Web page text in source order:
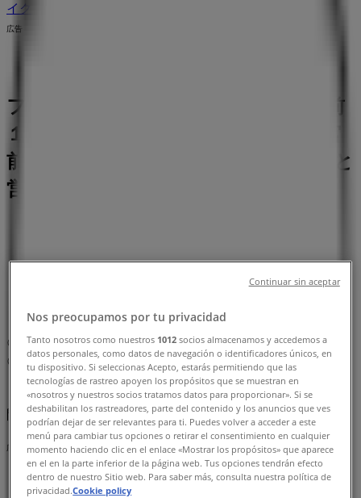
イク
広告
ファミリーマート 東京都渋谷区神宮前
１丁目 １９－１１ | 東京都渋谷区神宮
前１丁目 １９－１１, 渋谷区：チラシと
営業時間、電話番号
渋谷区のファミリーマート»
１１
マップ
03-5414-2302
マップ
03-5414-2302
まもなく ファミリーマート>のカタログ・クーポンの掲載を
開始！
広告
Nos preocupamos por tu privacidad
Tanto nosotros como nuestros 1012 socios almacenamos y accedemos a
datos personales, como datos de navegación o identificadores únicos, en
tu dispositivo. Si seleccionas Acepto, estarás permitiendo que las
tecnologías de rastreo apoyen los propósitos que se muestran en
«nosotros y nuestros socios tratamos datos para proporcionar». Si se
deshabilitan los rastreadores, parte del contenido y los anuncios que ves
podrían dejar de ser relevantes para ti. Puedes volver a acceder a este
menú para cambiar tus opciones o retirar el consentimiento en cualquier
momento haciendo clic en el enlace «Mostrar los propósitos» que aparece
en el en la parte inferior de la página web. Tus opciones tendrán efecto
dentro de nuestro Sitio web. Para saber más, consulta nuestra política de
privacidad.Cookie policy
Continuar sin aceptar